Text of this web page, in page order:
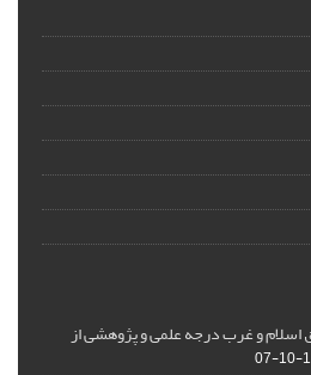
و غرب درجه علمی و پژوهشی از